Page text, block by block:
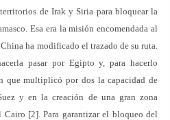
de Irak y Siria para bloquear la
Esa era la misión encomendada al
ha modificado el trazado de su ruta.
pasar por Egipto y, para hacerlo
que multiplicó por dos la capacidad de
y en la creación de una gran zona
[2]. Para garantizar el bloqueo del